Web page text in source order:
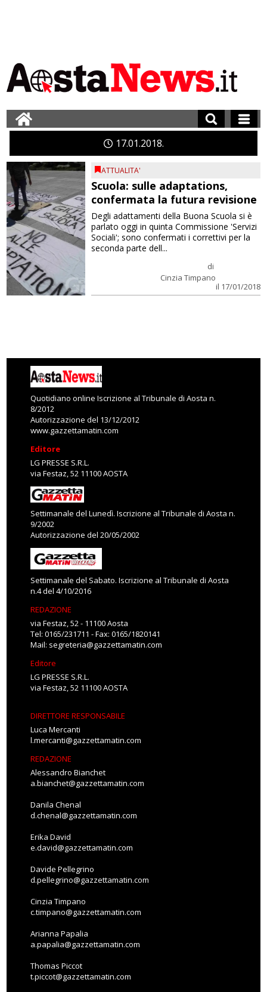
1701 2018
ATTUALITA'
Scuola: sulle adaptations,
confermata la futura revisione
di
Cinzia Timpano
il 17/01/2018
Degli adattamenti della Buona Scuola si è
parlato oggi in quinta Commissione 'Servizi
Sociali'; sono confermati i correttivi per la
seconda parte dell...
Quotidiano online Iscrizione al Tribunale di Aosta n.
8/2012
Autorizzazione del 13/12/2012
www.gazzettamatin.com
Editore
LG PRESSE S.R.L.
via Festaz, 52 11100 AOSTA
Settimanale del Lunedì. Iscrizione al Tribunale di Aosta n.
9/2002
Autorizzazione del 20/05/2002
Settimanale del Sabato. Iscrizione al Tribunale di Aosta
n.4 del 4/10/2016
REDAZIONE
via Festaz, 52 - 11100 Aosta
Tel: 0165/231711 - Fax: 0165/1820141
Mail: segreteria@gazzettamatin.com
Editore
LG PRESSE S.R.L.
via Festaz, 52 11100 AOSTA
DIRETTORE RESPONSABILE
Luca Mercanti
l.mercanti@gazzettamatin.com
REDAZIONE
Alessandro Bianchet
a.bianchet@gazzettamatin.com
Danila Chenal
d.chenal@gazzettamatin.com
Erika David
e.david@gazzettamatin.com
Davide Pellegrino
d.pellegrino@gazzettamatin.com
Cinzia Timpano
c.timpano@gazzettamatin.com
Arianna Papalia
a.papalia@gazzettamatin.com
Thomas Piccot
t.piccot@gazzettamatin.com